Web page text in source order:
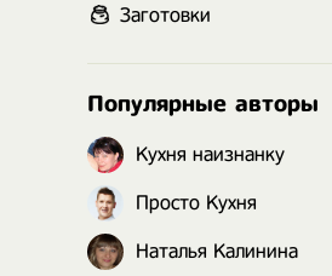
Заготовки
Популярные авторы
Кухня наизнанку
Просто Кухня
Наталья Калинина